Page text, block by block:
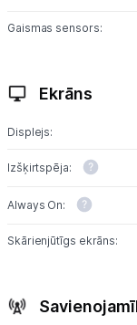
Gaismas sensors:
Ekrāns
Displejs:
Izšķirtspēja:
Always On:
Skārienjūtīgs ekrāns: